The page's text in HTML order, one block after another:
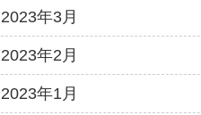
2023年3月
2023年2月
2023年1月